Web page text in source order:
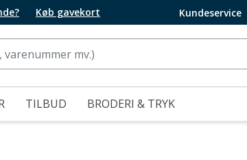
Køb gavekort Kundeservice
TILBUD BRODERI & TRYK